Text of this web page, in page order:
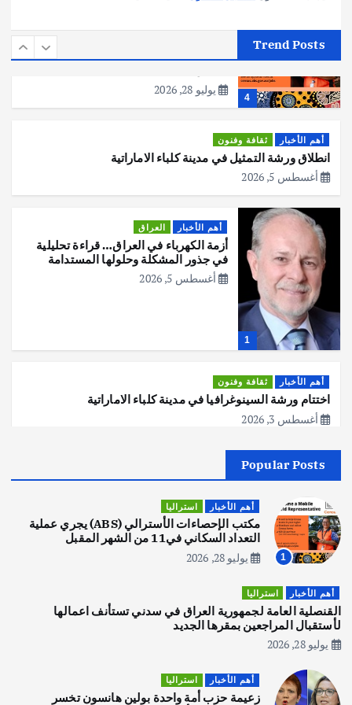
Trend Posts
4
عملية التعداد السكاني في11 من الشهر
يوليو 28, 2026
أهم الأخبار ثقافة وفنون
انطلاق ورشة التمثيل في مدينة كلباء الاماراتية
أغسطس 5, 2026
1
أهم الأخبار العراق
أزمة الكهرباء في العراق… قراءة تحليلية
في جذور المشكلة وحلولها المستدامة
أغسطس 5, 2026
أهم الأخبار ثقافة وفنون
اختتام ورشة السينوغرافيا في مدينة كلباء الاماراتية
أغسطس 3, 2026
2
اصبح بطلاً لأستراليا بلعبة كمال الاجسام
يوليو 30, 2026
3
يوليو 30, 2026
Popular Posts
1
أهم الأخبار استراليا
مكتب الإحصاءات الأسترالي (ABS) يجري عملية
التعداد السكاني في11 من الشهر المقبل
يوليو 28, 2026
أهم الأخبار استراليا
القنصلية العامة لجمهورية العراق في سدني تستأنف اعمالها
لأستقبال المراجعين بمقرها الجديد
يوليو 28, 2026
أهم الأخبار استراليا
زعيمة حزب أمة واحدة بولين هانسون تخسر